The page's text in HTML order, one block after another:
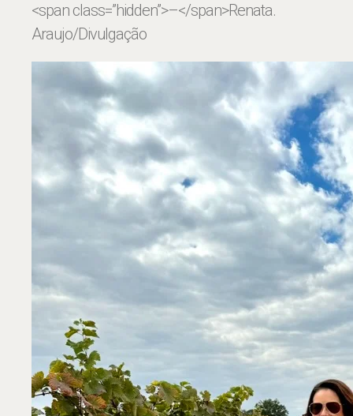
<span class=”hidden”>–</span>Renata.
Araujo/Divulgação